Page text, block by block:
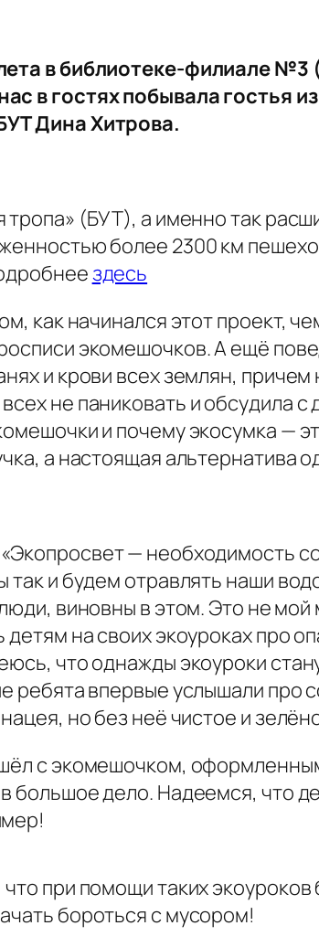
в библиотеке-филиале №3
в гостях побывала гостья
Дина Хитрова.
тропа» (БУТ), а именно так
более 2300 км
здесь
как начинался этот проект,
экомешочков. А ещё
и крови всех землян,
не паниковать и обсудила
и почему экосумка —
а настоящая альтернатива
«Экопросвет — необходимость
так и будем отравлять наши
виновны в этом. Это не
детям на своих экоуроках про
что однажды экоуроки
ребята впервые услышали про
но без неё чистое и
с экомешочком,
большое дело. Надеемся, что
при помощи таких
бороться с мусором!